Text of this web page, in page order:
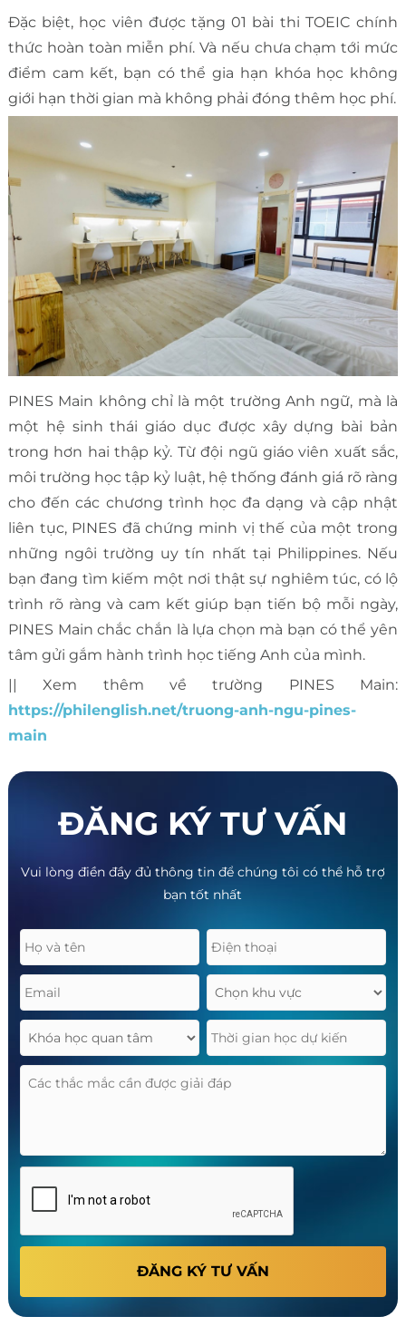
Đặc biệt, học viên được tặng 01 bài thi TOEIC chính
thức hoàn toàn miễn phí. Và nếu chưa chạm tới mức
điểm cam kết, bạn có thể gia hạn khóa học không
giới hạn thời gian mà không phải đóng thêm học phí.
PINES Main không chỉ là một trường Anh ngữ, mà là
một hệ sinh thái giáo dục được xây dựng bài bản
trong hơn hai thập kỷ. Từ đội ngũ giáo viên xuất sắc,
môi trường học tập kỷ luật, hệ thống đánh giá rõ ràng
cho đến các chương trình học đa dạng và cập nhật
liên tục, PINES đã chứng minh vị thế của một trong
những ngôi trường uy tín nhất tại Philippines. Nếu
bạn đang tìm kiếm một nơi thật sự nghiêm túc, có lộ
trình rõ ràng và cam kết giúp bạn tiến bộ mỗi ngày,
PINES Main chắc chắn là lựa chọn mà bạn có thể yên
tâm gửi gắm hành trình học tiếng Anh của mình.
|| Xem thêm về trường PINES Main:
https://philenglish.net/truong-anh-ngu-pines-
main
ĐĂNG KÝ TƯ VẤN
Vui lòng điền đầy đủ thông tin để chúng tôi có thể hỗ trợ
bạn tốt nhất
ĐĂNG KÝ TƯ VẤN